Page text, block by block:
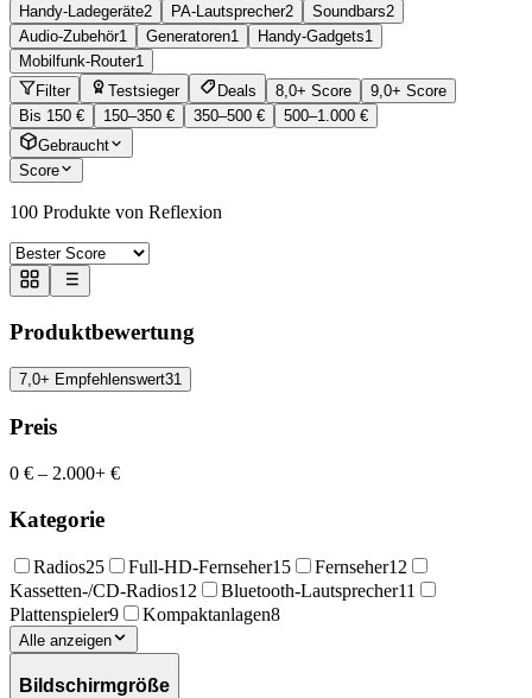
Handy-Ladegeräte2 PA-Lautsprecher2 Soundbars2
Audio-Zubehör1 Generatoren1 Handy-Gadgets1
Mobilfunk-Router1
Filter
Testsieger Deals 8,0+ Score
9,0+ Score
Bis 150 €
150–350 € 350–500 €
500–1.000 €
Gebraucht
Score
100 Produkte von Reflexion
Produktbewertung
7,0+ Empfehlenswert31
Preis
0 € – 2.000+ €
Kategorie
Radios25 Full-HD-Fernseher15 Fernseher12
Kassetten-/CD-Radios12 Bluetooth-Lautsprecher11
Plattenspieler9 Kompaktanlagen8
Alle anzeigen
Bildschirmgröße